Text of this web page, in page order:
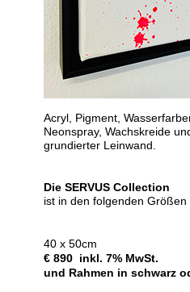
Acryl, Pigment,
Neonspray, Wachskreide
grundierter Leinwand.
Die SERVUS Collection
ist in den folgenden Größen
40 x 50cm
€ 890 inkl. 7% MwSt.
und Rahmen in schwarz